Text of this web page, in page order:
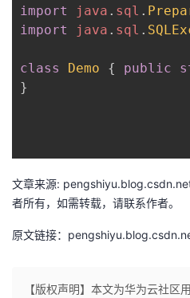
import
java . sql .
import
java . sql .
class Demo { public
}
文章来源:
者所有，如需转载，请联系作者。
原文链接：
【版权声明】本文为华为云社区